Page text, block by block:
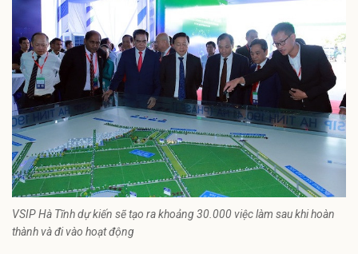
VSIP Hà Tĩnh dự kiến sẽ tạo ra khoảng 30.000 việc làm sau khi hoàn
thành và đi vào hoạt động